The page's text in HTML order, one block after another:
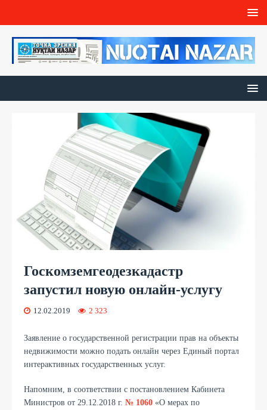
Госкомземгеодезкадастр
запустил новую онлайн-услугу
12.02.2019 2 323
Заявление о государственной регистрации прав на объекты
недвижимости можно подать онлайн через Единый портал
интерактивных государственных услуг.
Напомним, в соответствии с постановлением Кабинета
Министров от 29.12.2018 г. № 1060 «О мерах по